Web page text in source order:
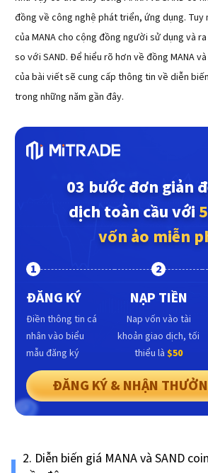
đồng về công nghệ phát triển, ứng dụng. Tuy
của MANA cho cộng đồng người sử dụng và
so với SAND. Để hiểu rõ hơn về đồng MANA
của bài viết sẽ cung cấp thông tin về diễn
trong những năm gần đây.
03 bước đơn giản
dịch toàn cầu với
vốn ảo miễn
1
ĐĂNG KÝ
Điền thông tin cá
nhân vào biểu
mẫu đăng ký
2
NẠP TIỀN
Nap vốn vào tài
khoản giao dịch, tối
thiểu là $50
ĐĂNG KÝ & NHẬN
2. Diễn biến giá MANA và SAND